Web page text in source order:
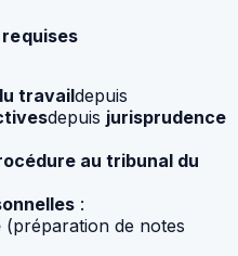
travaildepuis
depuis jurisprudence
au tribunal du
:
(préparation de notes